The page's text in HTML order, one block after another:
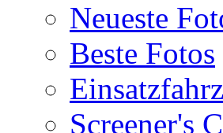
Neueste
Beste Fotos
Screener's